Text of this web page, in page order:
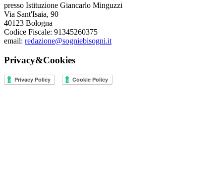
presso Istituzione Giancarlo Minguzzi
Via Sant'Isaia, 90
40123 Bologna
Codice Fiscale: 91345260375
email: redazione@sogniebisogni.it
Privacy&Cookies